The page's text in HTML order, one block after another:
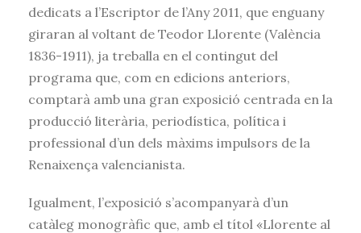
dedicats a l’Escriptor de l’Any 2011, que enguany
giraran al voltant de Teodor Llorente (València
1836-1911), ja treballa en el contingut del
programa que, com en edicions anteriors,
comptarà amb una gran exposició centrada en la
producció literària, periodística, política i
professional d’un dels màxims impulsors de la
Renaixença valencianista.
Igualment, l’exposició s’acompanyarà d’un
catàleg monogràfic que, amb el títol «Llorente al